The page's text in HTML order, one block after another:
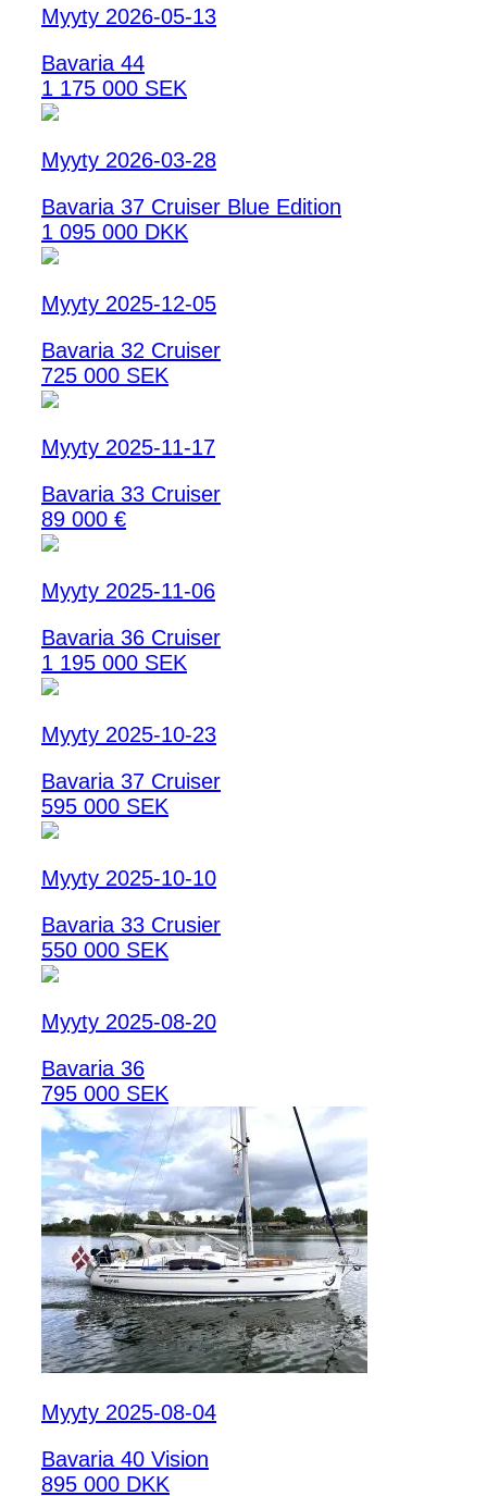
Myyty 2026-05-13
Bavaria 44
1 175 000 SEK
Myyty 2026-03-28
Bavaria 37 Cruiser Blue Edition
1 095 000 DKK
Myyty 2025-12-05
Bavaria 32 Cruiser
725 000 SEK
Myyty 2025-11-17
Bavaria 33 Cruiser
89 000 €
Myyty 2025-11-06
Bavaria 36 Cruiser
1 195 000 SEK
Myyty 2025-10-23
Bavaria 37 Cruiser
595 000 SEK
Myyty 2025-10-10
Bavaria 33 Crusier
550 000 SEK
Myyty 2025-08-20
Bavaria 36
795 000 SEK
Myyty 2025-08-04
Bavaria 40 Vision
895 000 DKK